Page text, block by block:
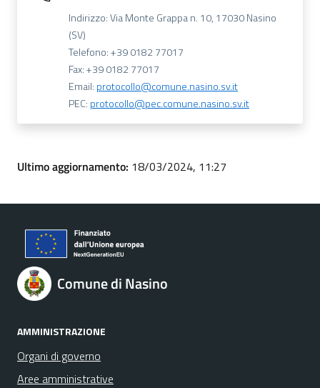
Indirizzo: Via Monte Grappa n. 10, 17030 Nasino
(SV)
Telefono: +39 0182 77017
Fax: +39 0182 77017
Email: protocollo@comune.nasino.sv.it
PEC: protocollo@pec.comune.nasino.sv.it
Ultimo aggiornamento: 18/03/2024, 11:27
Comune di Nasino
AMMINISTRAZIONE
Organi di governo
Aree amministrative